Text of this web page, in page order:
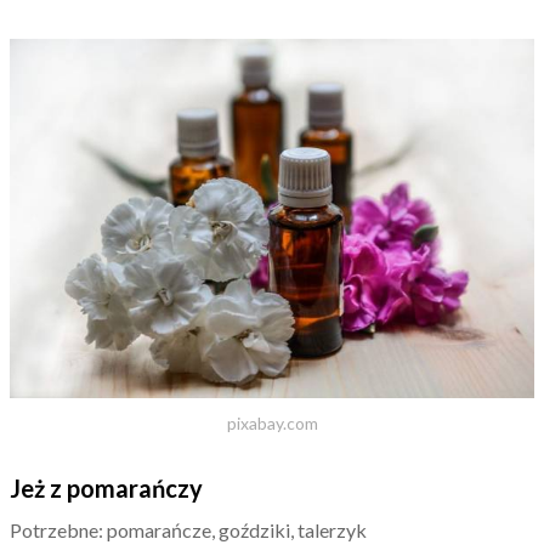
pixabay.com
Jeż z pomarańczy
Potrzebne: pomarańcze, goździki, talerzyk